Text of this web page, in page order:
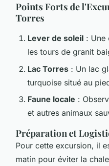
Points Forts de
Torres
Lever de soleil : Une
les tours de granit
Lac Torres : Un lac
turquoise situé au
Faune locale :
et autres animaux
Préparation et
Pour cette excursion, il
matin pour éviter la